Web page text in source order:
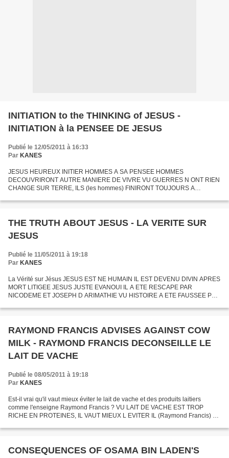
INITIATION to the THINKING of JESUS -
INITIATION à la PENSEE DE JESUS
Publié le 12/05/2011 à 16:33
Par KANES
JESUS HEUREUX INITIER HOMMES A SA PENSEE HOMMES
DECOUVRIRONT AUTRE MANIERE DE VIVRE VU GUERRES N ONT RIEN
CHANGE SUR TERRE, ILS (les hommes) FINIRONT TOUJOURS A
FONT AUCUNE DIFFERENCE ENTRE POUVOIR...
THE TRUTH ABOUT JESUS - LA VERITE SUR
JESUS
Publié le 11/05/2011 à 19:18
Par KANES
La Vérité sur Jésus JESUS EST NE HUMAIN IL EST DEVENU DIVIN APRES
MORT LITIGEE JESUS JUSTE EVANOUI IL A ETE RESCAPE PAR
NICODEME ET JOSEPH D ARIMATHIE VU HISTOIRE A ETE FAUSSEE PAR
SAINT VU MIRACLES...
RAYMOND FRANCIS ADVISES AGAINST COW
MILK - RAYMOND FRANCIS DECONSEILLE LE
LAIT DE VACHE
Publié le 08/05/2011 à 19:18
Par KANES
Est-il vrai qu'il vaut mieux éviter le lait de vache et des produits laitiers
comme l'enseigne Raymond Francis ? VU LAIT DE VACHE EST TROP
RICHE EN PROTEINES, IL VAUT MIEUX L EVITER IL (Raymond Francis) A
CONSEQUENCES OF OSAMA BIN LADEN'S